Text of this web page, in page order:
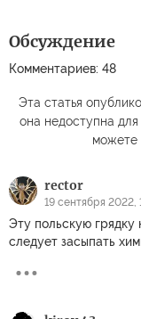
Обсуждение
Комментариев: 48
Эта статья
она недоступна
можете
rector
19 сентября 2022,
Эту польскую грядку
следует засыпать